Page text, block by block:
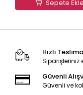
Sepete Ekle
Hızlı
Siparişleriniz
Güvenli
Güvenli ve